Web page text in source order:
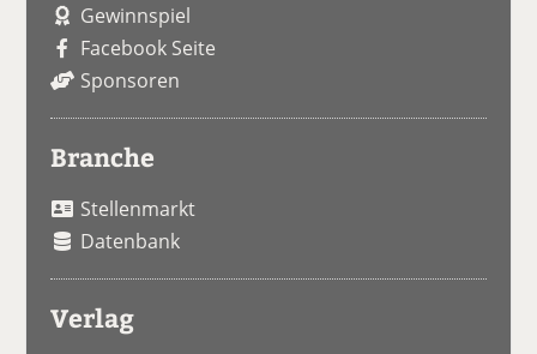
Gewinnspiel
Facebook Seite
Sponsoren
Branche
Stellenmarkt
Datenbank
Verlag